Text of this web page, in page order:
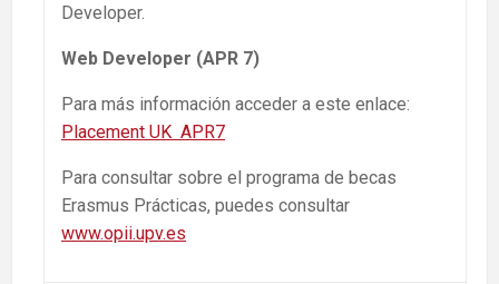
Developer.
Web Developer (APR 7)
Para más información acceder a este enlace:
Placement UK APR7
Para consultar sobre el programa de becas
Erasmus Prácticas, puedes consultar
www.opii.upv.es